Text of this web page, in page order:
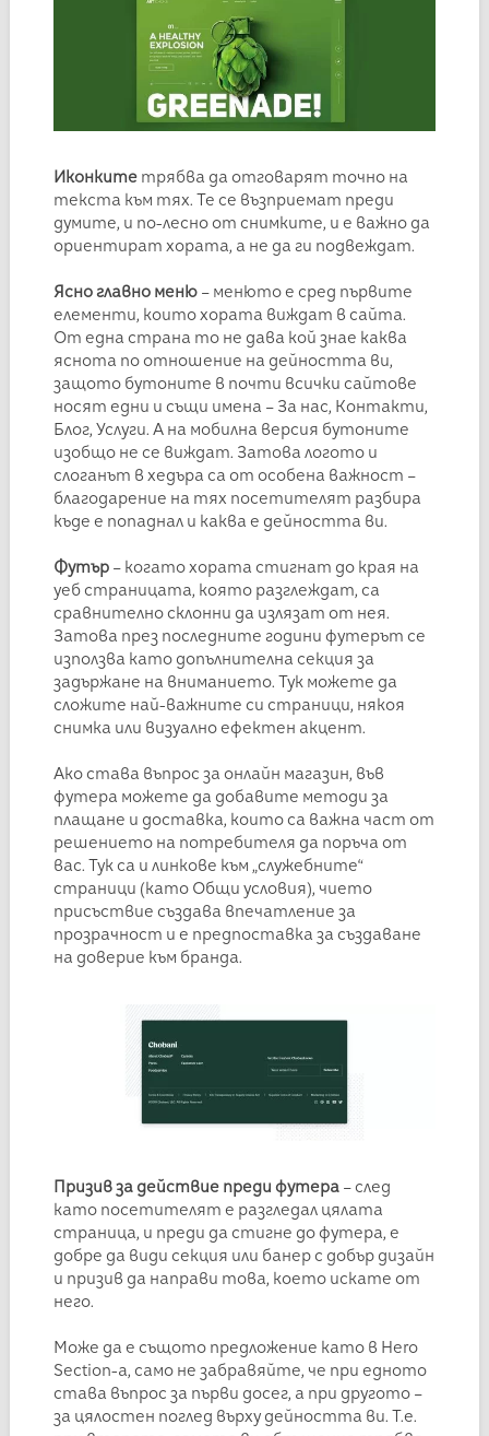
Иконкитетрябва да отговарят точно на
текста към тях. Те се възприемат преди
думите, и по-лесно от снимките, и е важно да
ориентират хората, а не да ги подвеждат.
Ясно главно меню– менюто е сред първите
елементи, които хората виждат в сайта.
От една страна то не дава кой знае каква
яснота по отношение на дейността ви,
защото бутоните в почти всички сайтове
носят едни и същи имена – За нас, Контакти,
Блог, Услуги. А на мобилна версия бутоните
изобщо не се виждат. Затова логото и
слоганът в хедъра са от особена важност –
благодарение на тях посетителят разбира
къде е попаднал и каква е дейността ви.
Футър– когато хората стигнат до края на
уеб страницата, която разглеждат, са
сравнително склонни да излязат от нея.
Затова през последните години футерът се
използва като допълнителна секция за
задържане на вниманието. Тук можете да
сложите най-важните си страници, някоя
снимка или визуално ефектен акцент.
Ако става въпрос за онлайн магазин, във
футера можете да добавите методи за
плащане и доставка, които са важна част от
решението на потребителя да поръча от
вас. Тук са и линкове към „служебните“
страници (като Общи условия), чието
присъствие създава впечатление за
прозрачност и е предпоставка за създаване
на доверие към бранда.
Призив за действие преди футера– след
като посетителят е разгледал цялата
страница, и преди да стигне до футера, е
добре да види секция или банер с добър дизайн
и призив да направи това, което искате от
него.
Може да е същото предложение като в Hero
Section-а, само не забравяйте, че при едното
става въпрос за първи досег, а при другото –
за цялостен поглед върху дейността ви. Т.е.